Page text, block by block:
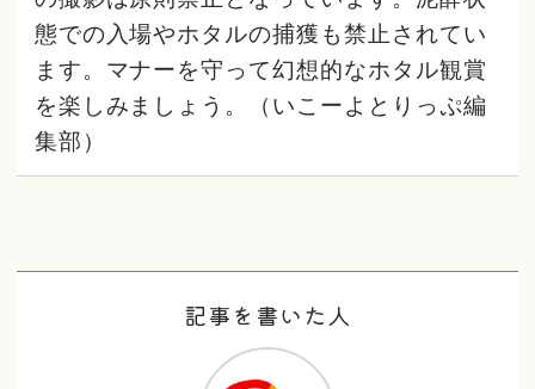
態での入場やホタルの捕獲も禁止されてい
ます。マナーを守って幻想的なホタル観賞
を楽しみましょう。（いこーよとりっぷ編
集部）
記事を書いた人